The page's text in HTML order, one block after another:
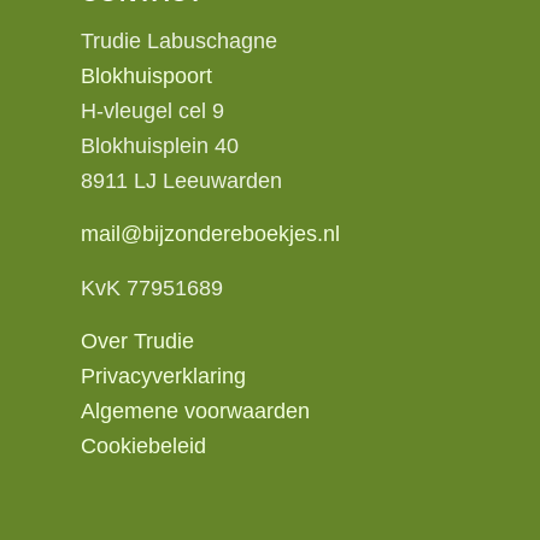
Trudie Labuschagne
Blokhuispoort
H-vleugel cel 9
Blokhuisplein 40
8911 LJ Leeuwarden
mail@bijzondereboekjes.nl
KvK 77951689
Over Trudie
Privacyverklaring
Algemene voorwaarden
Cookiebeleid